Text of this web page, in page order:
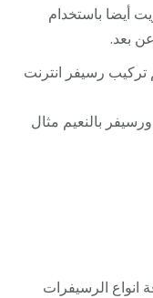
أيضا باستخدام
بعد.
رسيفر انترنت
بالنعيم مثال
انواع الرسيفرات